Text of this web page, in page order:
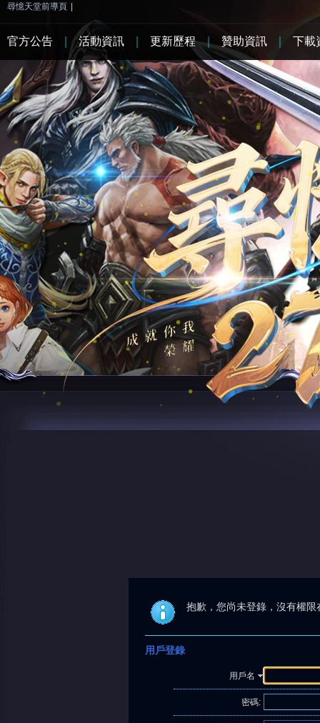
尋憶天堂前導頁
抱歉，您尚未登錄，沒有權限
用戶登錄
用戶名
密碼: